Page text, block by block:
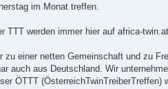
im Monat treffen.
TTT werden immer hier auf africa-
zu einer netten Gemeinschaft und zu
auch aus Deutschland. Wir
ÖTTT